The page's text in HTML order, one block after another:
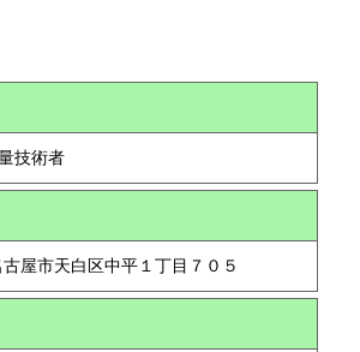
技術者
屋市天白区中平１丁目７０５